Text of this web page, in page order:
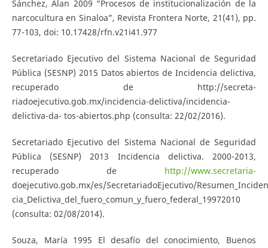
Sánchez, Alan 2009 “Procesos de institucionalización de la
narcocultura en Sinaloa”, Revista Frontera Norte, 21(41), pp.
77-103, doi: 10.17428/rfn.v21i41.977
Secretariado Ejecutivo del Sistema Nacional de Seguridad
Pública (SESNP) 2015 Datos abiertos de Incidencia delictiva,
recuperado de http://secreta-
riadoejecutivo.gob.mx/incidencia-delictiva/incidencia-
delictiva-da- tos-abiertos.php (consulta: 22/02/2016).
Secretariado Ejecutivo del Sistema Nacional de Seguridad
Pública (SESNP) 2013 Incidencia delictiva. 2000-2013,
recuperado de http://www.secretaria-
doejecutivo.gob.mx/es/SecretariadoEjecutivo/
cia_Delictiva_del_fuero_comun_y_fuero_federal_19972010
(consulta: 02/08/2014).
Souza, María 1995 El desafío del conocimiento, Buenos